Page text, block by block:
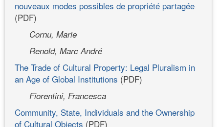
nouveaux modes possibles de propriété partagée
(PDF)
Cornu, Marie
Renold, Marc André
The Trade of Cultural Property: Legal Pluralism in
an Age of Global Institutions (PDF)
Fiorentini, Francesca
Community, State, Individuals and the Ownership
of Cultural Objects (PDF)